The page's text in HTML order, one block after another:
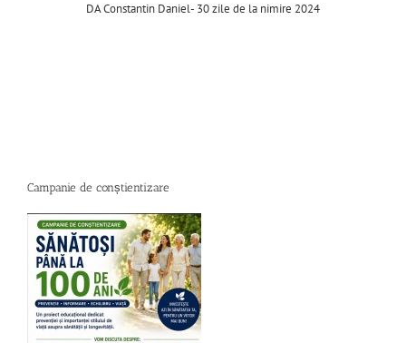
DA Constantin Daniel- 30 zile de la nimire 2024
Campanie de conștientizare